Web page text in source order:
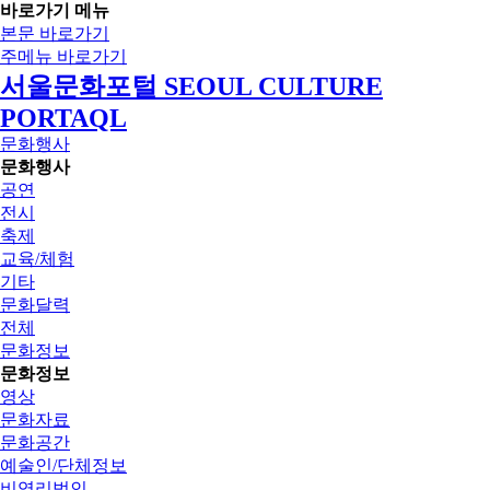
바로가기 메뉴
본문 바로가기
주메뉴 바로가기
서울문화포털 SEOUL CULTURE
PORTAQL
문화행사
문화행사
공연
전시
축제
교육/체험
기타
문화달력
전체
문화정보
문화정보
영상
문화자료
문화공간
예술인/단체정보